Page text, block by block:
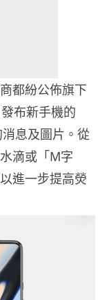
都紛公佈旗下
布新手機的
息及圖片。從
滴或「M字
進一步提高熒